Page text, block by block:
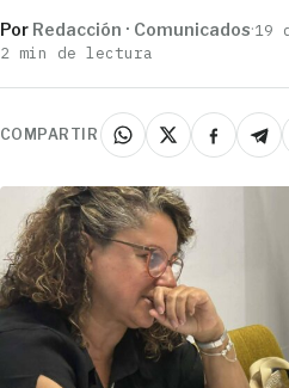
Por Redacción · Comunicados·19
2 min de lectura
COMPARTIR